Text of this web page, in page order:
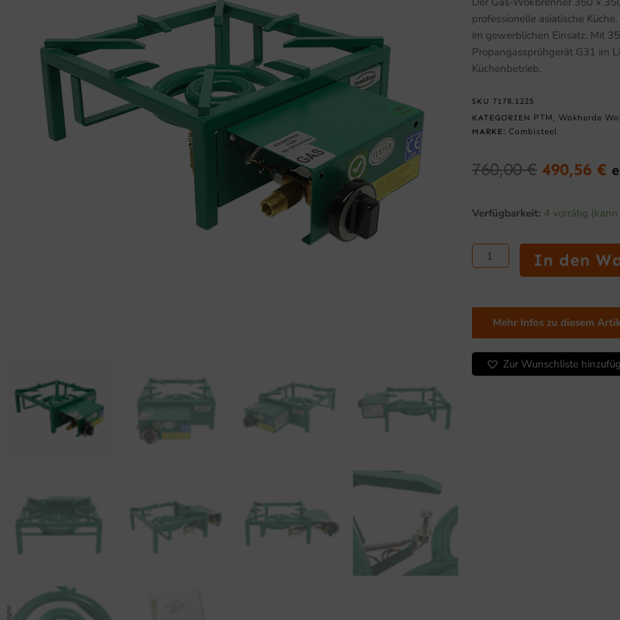
professionelle asiatische
im gewerblichen Einsatz. Mit
Propangassprühgerät G31 im
Küchenbetrieb.
SKU 7178.1225
KATEGORIEN PTM , Wokherde
MARKE: Combisteel
760,00€
war:
760,00 €
490,56 €
Verfügbarkeit: 4 vorrätig
Gas-
Wokbrenner
350
11
Menge
In den
Mehr Infos zu diesem
Zur Wunschliste